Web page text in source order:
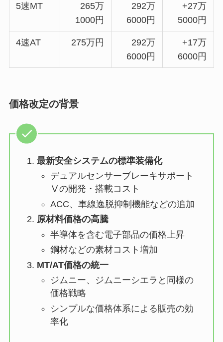
5速MT
265万
1000円
292万
6000円
+27万
5000円
4速AT 275万円
292万
6000円
+17万
6000円
価格改定の背景
最新安全システムの標準装備化
デュアルセンサーブレーキサポート
Ⅴの開発・搭載コスト
ACC、車線逸脱抑制機能などの追加
原材料価格の高騰
半導体を含む電子部品の価格上昇
鋼材などの素材コスト増加
MT/AT価格の統一
ジムニー、ジムニーシエラと同様の
価格戦略
シンプルな価格体系による販売の効
率化